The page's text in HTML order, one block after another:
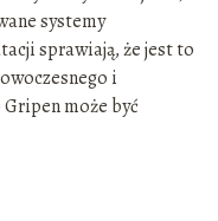
systemy
sprawiają, że jest to
i
może być